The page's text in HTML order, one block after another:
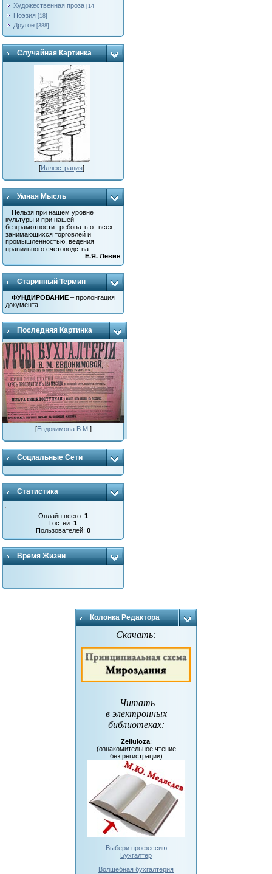
Художественная проза [14]
Поэзия [18]
Другое [388]
Случайная Картинка
[Иллюстрация]
Умная Мысль
Нельзя при нашем уровне
культуры и при нашей
безграмотности требовать от всех,
занимающихся торговлей и
промышленностью, ведения
правильного счетоводства.
Е.Я. Левин
Старинный Термин
ФУНДИРОВАНИЕ – пролонгация
документа.
Последняя Картинка
[Евдокимова В.М. ]
Социальные Сети
Статистика
Онлайн всего:1
Гостей:1
Пользователей:0
Время Жизни
Колонка Редактора
Скачать:
Читать
в электронных
библиотеках:
Zelluloza:
(ознакомительное чтение
без регистрации)
Выбери профессию
Бухгалтер
Волшебная бухгалтерия